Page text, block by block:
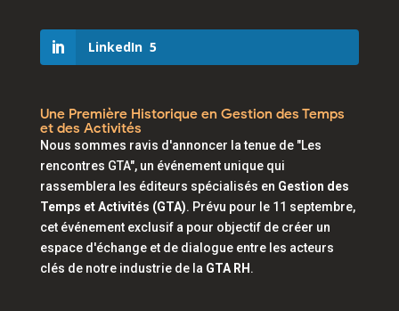
LinkedIn 5
Une Première Historique en Gestion des Temps
et des Activités
Nous sommes ravis d'annoncer la tenue de "Les
rencontres GTA", un événement unique qui
rassemblera les éditeurs spécialisés en Gestion des
Temps et Activités (GTA). Prévu pour le 11 septembre,
cet événement exclusif a pour objectif de créer un
espace d'échange et de dialogue entre les acteurs
clés de notre industrie de la GTA RH .